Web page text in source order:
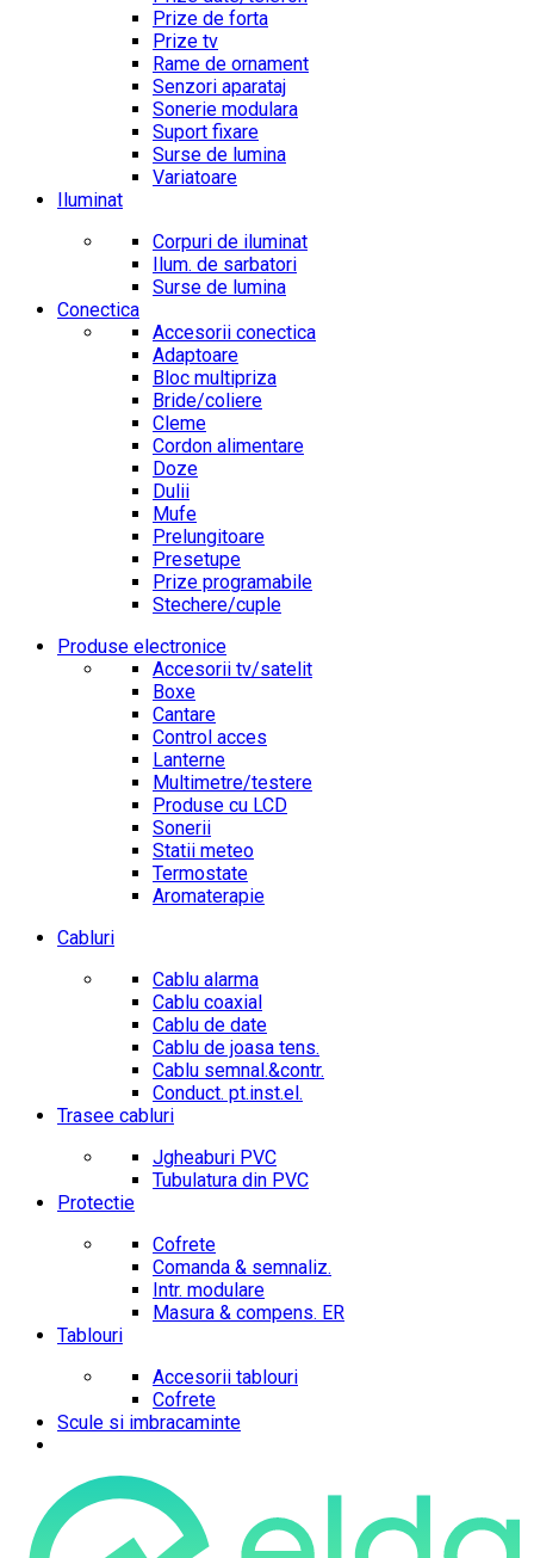
Prize de forta
Prize tv
Rame de ornament
Senzori aparataj
Sonerie modulara
Suport fixare
Surse de lumina
Variatoare
Iluminat
Corpuri de iluminat
Ilum. de sarbatori
Surse de lumina
Conectica
Accesorii conectica
Adaptoare
Bloc multipriza
Bride/coliere
Cleme
Cordon alimentare
Doze
Dulii
Mufe
Prelungitoare
Presetupe
Prize programabile
Stechere/cuple
Produse electronice
Accesorii tv/satelit
Boxe
Cantare
Control acces
Lanterne
Multimetre/testere
Produse cu LCD
Sonerii
Statii meteo
Termostate
Aromaterapie
Cabluri
Cablu alarma
Cablu coaxial
Cablu de date
Cablu de joasa tens.
Cablu semnal.&contr.
Conduct. pt.inst.el.
Trasee cabluri
Jgheaburi PVC
Tubulatura din PVC
Protectie
Cofrete
Comanda & semnaliz.
Intr. modulare
Masura & compens. ER
Tablouri
Accesorii tablouri
Cofrete
Scule si imbracaminte